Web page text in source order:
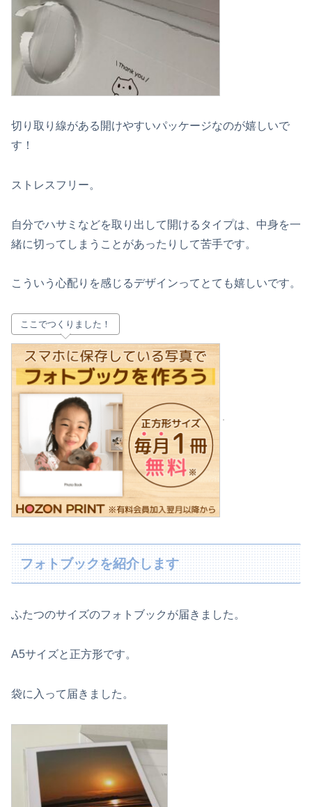
切り取り線がある開けやすいパッケージなのが嬉しいで
す！
ストレスフリー。
自分でハサミなどを取り出して開けるタイプは、中身を一
緒に切ってしまうことがあったりして苦手です。
こういう心配りを感じるデザインってとても嬉しいです。
ここでつくりました！
フォトブックを紹介します
ふたつのサイズのフォトブックが届きました。
A5サイズと正方形です。
袋に入って届きました。